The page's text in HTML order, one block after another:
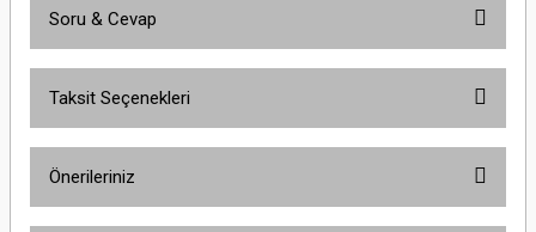
Soru & Cevap
Taksit Seçenekleri
Önerileriniz